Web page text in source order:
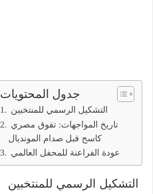
جدول المحتويات
التشكيل الرسمي للمنتخبين
كاسح قبل صدام المونديال
عودة الفراعنة للمحفل العالمي
التشكيل الرسمي للمنتخبين